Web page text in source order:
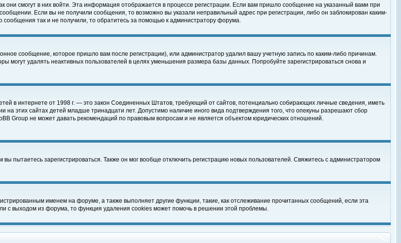
они смогут в них войти. Эта информация отображается в процессе регистрации. Если вам пришло сообщение на указанный вами при
Если вы не получили сообщения, то возможно вы указали неправильный адрес при регистрации, либо он заблокирован каким-
так и не получили, то обратитесь за помощью к администратору форума.
сообщение, которое пришло вам после регистрации), или администратор удалил вашу учетную запись по каким-либо причинам.
могут удалять неактивных пользователей в целях уменьшения размера базы данных. Попробуйте зарегистрироваться снова и
в интернете от 1998 г. — это закон Соединенных Штатов, требующий от сайтов, потенциально собирающих личные сведения, иметь
на этих сайтах детей младше тринадцати лет. Допустимо наличие иного вида подтверждения того, что опекуны разрешают сбор
Group не может давать рекомендаций по правовым вопросам и не является объектом юридических отношений.
пытаетесь зарегистрироваться. Также он мог вообще отключить регистрацию новых пользователей. Свяжитесь с администратором
именем на форуме, а также выполняет другие функции, такие, как отслеживание прочитанных сообщений, если эта
с выходом из форума, то функция удаления cookies может помочь в решении этой проблемы.